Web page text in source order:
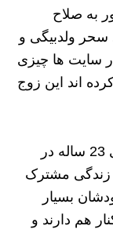
به صلاح
ولدبیگی و
سایت ها چیزی
اند این زوج
نیما فلاح در 29 سالگی با سحر ولد بیگی 23 ساله در
ها زندگی مشترک
بسیار
هم دارند و